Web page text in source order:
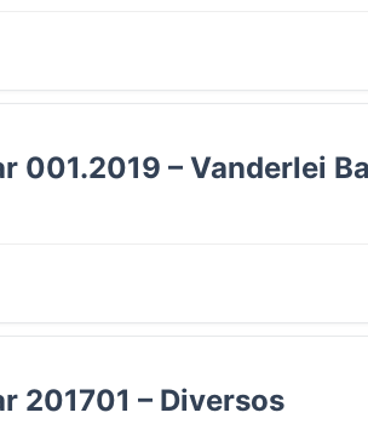
001.2019 – Vanderlei
201701 – Diversos